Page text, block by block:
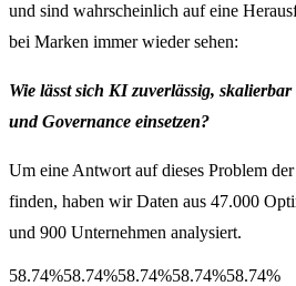
und sind wahrscheinlich auf eine
bei Marken immer wieder sehen:
Wie lässt sich KI zuverlässig,
und Governance einsetzen?
Um eine Antwort auf dieses Problem
finden, haben wir Daten aus 47.000
und 900 Unternehmen analysiert.
58.74%58.74%58.74%58.74%58.74%